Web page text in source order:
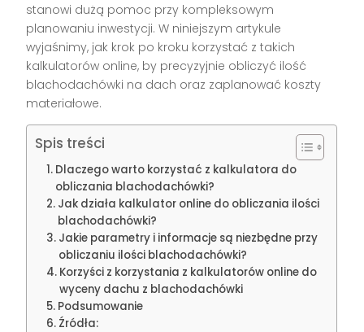
stanowi dużą pomoc przy kompleksowym
planowaniu inwestycji. W niniejszym artykule
wyjaśnimy, jak krok po kroku korzystać z takich
kalkulatorów online, by precyzyjnie obliczyć ilość
blachodachówki na dach oraz zaplanować koszty
materiałowe.
Spis treści
Dlaczego warto korzystać z kalkulatora do
obliczania blachodachówki?
Jak działa kalkulator online do obliczania ilości
blachodachówki?
Jakie parametry i informacje są niezbędne przy
obliczaniu ilości blachodachówki?
Korzyści z korzystania z kalkulatorów online do
wyceny dachu z blachodachówki
Podsumowanie
Źródła: